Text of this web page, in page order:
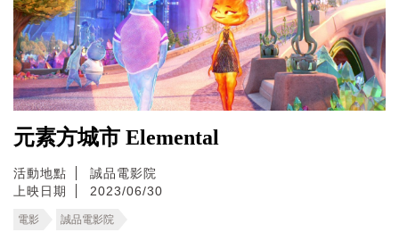
元素方城市 Elemental
活動地點
誠品電影院
上映日期
2023/06/30
電影 誠品電影院